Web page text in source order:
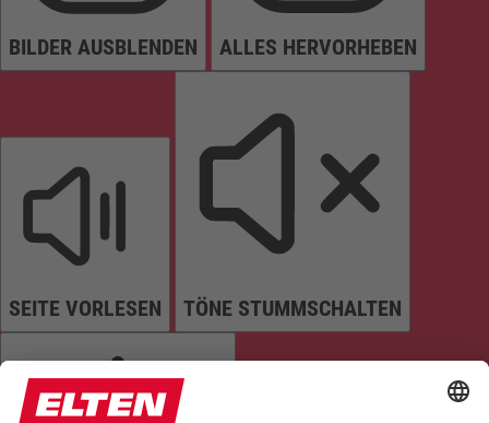
BILDER AUSBLENDEN ALLES HERVORHEBEN
SEITE VORLESEN TÖNE STUMMSCHALTEN